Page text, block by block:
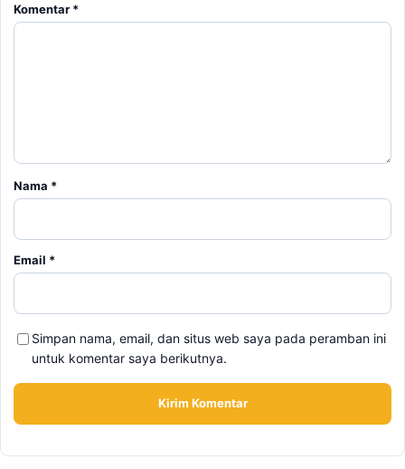
Komentar *
Nama *
Email *
Simpan nama, email, dan situs web saya pada peramban ini
untuk komentar saya berikutnya.